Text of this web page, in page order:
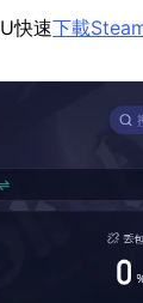
快速下載